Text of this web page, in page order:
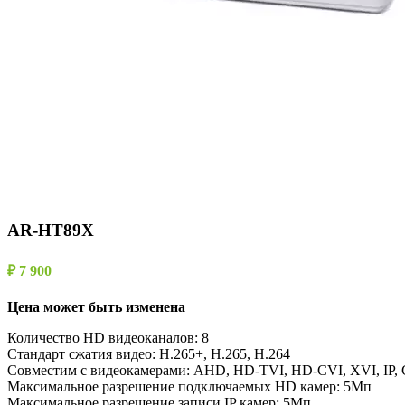
AR-HT89X
₽ 7 900
Цена может быть изменена
Количество HD видеоканалов: 8
Стандарт сжатия видео: H.265+, H.265, H.264
Совместим с видеокамерами: AHD, HD-TVI, HD-CVI, XVI, IP,
Максимальное разрешение подключаемых HD камер: 5Мп